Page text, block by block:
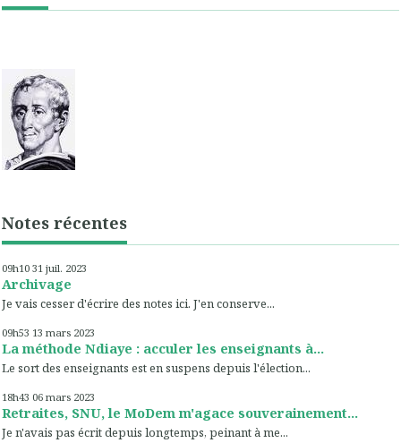
Notes récentes
09h10 31 juil. 2023
Archivage
Je vais cesser d'écrire des notes ici. J'en conserve...
09h53 13 mars 2023
La méthode Ndiaye : acculer les enseignants à...
Le sort des enseignants est en suspens depuis l'élection...
18h43 06 mars 2023
Retraites, SNU, le MoDem m'agace souverainement...
Je n'avais pas écrit depuis longtemps, peinant à me...